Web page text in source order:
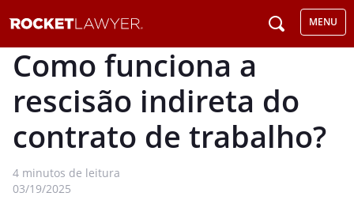
MENU
Como funciona a
rescisão indireta do
contrato de trabalho?
4 minutos de leitura
03/19/2025